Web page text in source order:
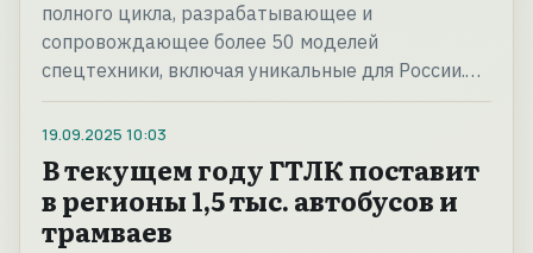
полного цикла, разрабатывающее и
сопровождающее более 50 моделей
спецтехники, включая уникальные для России.…
19.09.2025 10:03
В текущем году ГТЛК поставит
в регионы 1,5 тыс. автобусов и
трамваев